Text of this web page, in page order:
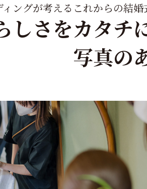
ィングが考えるこれからの結
しさをカタチ
写真の